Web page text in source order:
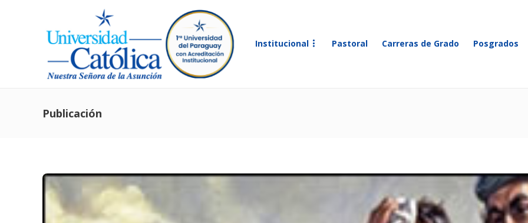
Institucional Pastoral Carreras de Grado Posgrados
Publicación